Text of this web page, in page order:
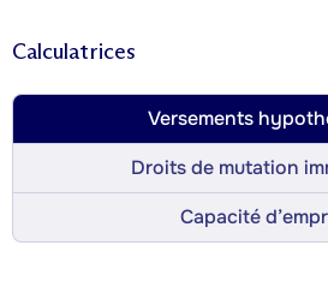
Calculatrices
Versements
Droits de mutation
Capacité